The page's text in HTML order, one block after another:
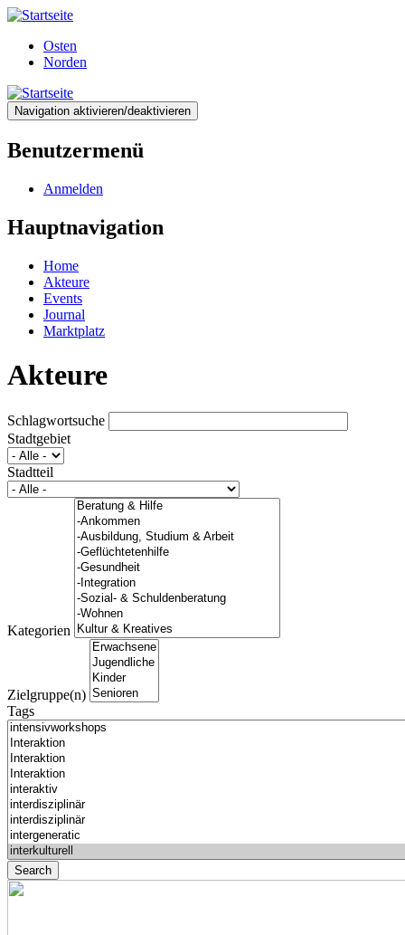
Direkt
Inhalt
Osten
Norden
Navigation aktivieren/deaktivieren
Benutzermenü
Anmelden
Hauptnavigation
Home
Akteure
Events
Journal
Marktplatz
Akteure
Schlagwortsuche
Stadtgebiet
Stadtteil
Kategorien
Zielgruppe(n)
Tags
Search